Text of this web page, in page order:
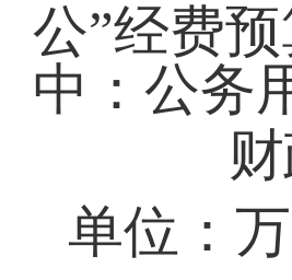
公”经费
中：公务
单位：